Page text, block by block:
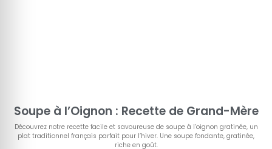
Soupe à l’Oignon : Recette de Grand-Mère
Découvrez notre recette facile et savoureuse de soupe à l’oignon gratinée, un
plat traditionnel français parfait pour l’hiver. Une soupe fondante, gratinée,
riche en goût.